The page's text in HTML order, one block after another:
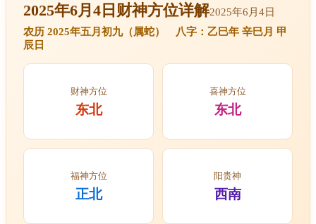
2025年6月4日财神方位详解2025年6月4日
农历 2025年五月初九（属蛇） 八字：乙巳年 辛巳月 甲
辰日
财神方位
东北
喜神方位
东北
福神方位
正北
阳贵神
西南